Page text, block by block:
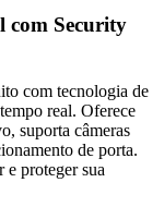
com Security
com tecnologia de
real. Oferece
suporta câmeras
de porta.
proteger sua